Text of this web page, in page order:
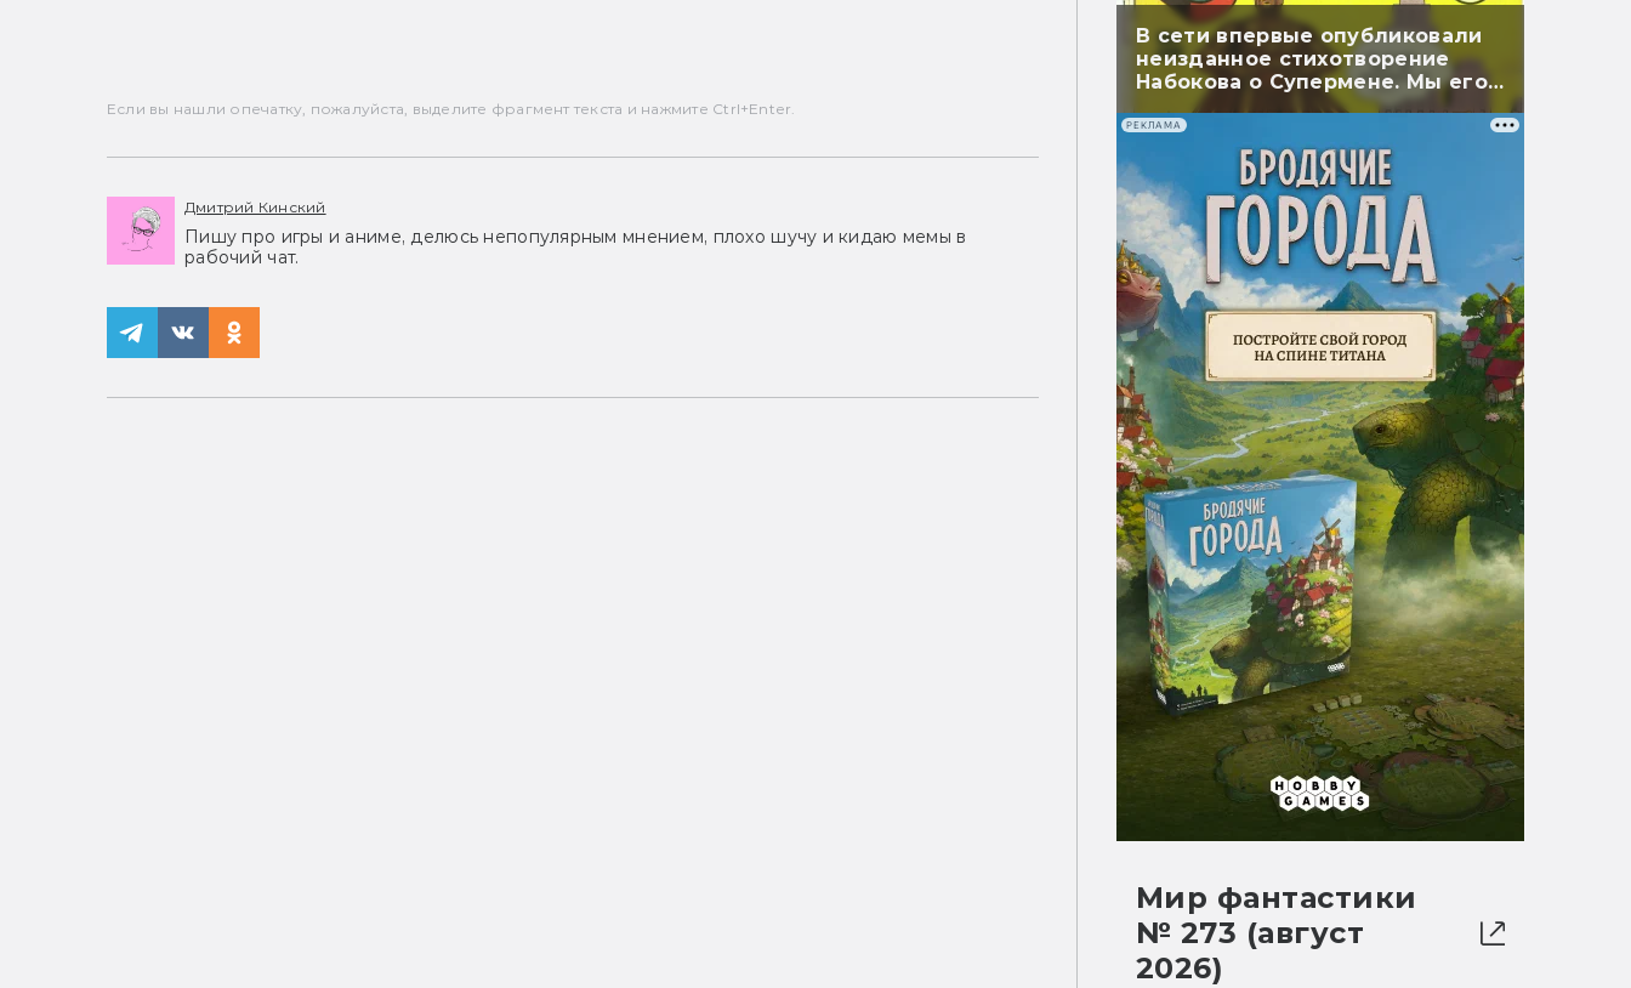
Если вы нашли опечатку, пожалуйста, выделите фрагмент текста и нажмите Ctrl+Enter.
Дмитрий Кинский
Пишу про игры и аниме, делюсь непопулярным мнением, плохо шучу и кидаю мемы в
рабочий чат.
В сети впервые опубликовали
неизданное стихотворение
Набокова о Супермене. Мы его
перевели
РЕКЛАМА
Мир фантастики
№ 273 (август
2026)